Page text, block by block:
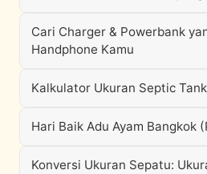
Cari Charger & Powerbank
Handphone Kamu
Kalkulator Ukuran Septic
Hari Baik Adu Ayam Bangkok
Konversi Ukuran Sepatu: